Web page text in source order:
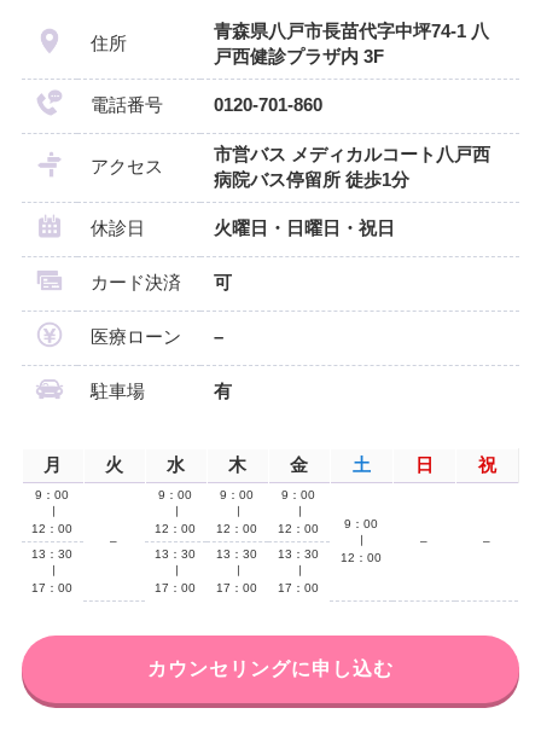
住所
青森県八戸市長苗代字中坪74-1 八
戸西健診プラザ内 3F
電話番号 0120-701-860
アクセス
市営バス メディカルコート八戸西
病院バス停留所 徒歩1分
休診日 火曜日・日曜日・祝日
カード決済 可
医療ローン –
駐車場 有
月 火 水 木 金 土 日 祝
9：00
12：00
–
9：00
12：00
9：00
12：00
9：00
12：00
9：00
12：00
–
–
13：30
17：00
13：30
17：00
13：30
17：00
13：30
17：00
カウンセリングに申し込む